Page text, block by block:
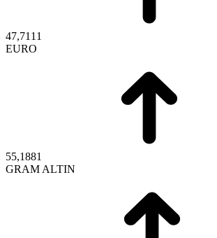
47,7111
EURO
55,1881
GRAM ALTIN